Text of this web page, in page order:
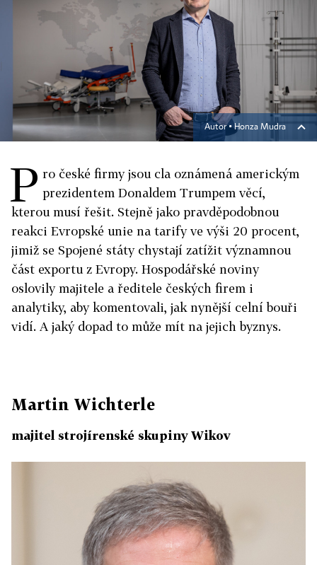
Autor ▪Honza Mudra
P ro české firmy jsou cla oznámená americkým
prezidentem Donaldem Trumpem věcí,
kterou musí řešit. Stejně jako pravděpodobnou
reakci Evropské unie na tarify ve výši 20 procent,
jimiž se Spojené státy chystají zatížit významnou
část exportu z Evropy. Hospodářské noviny
oslovily majitele a ředitele českých firem i
analytiky, aby komentovali, jak nynější celní bouři
vidí. A jaký dopad to může mít na jejich byznys.
Martin Wichterle
majitel strojírenské skupiny Wikov